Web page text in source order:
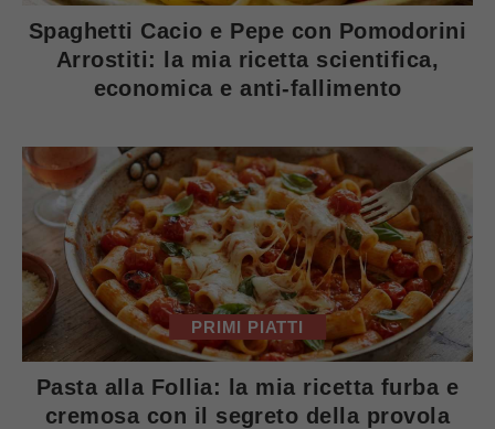
Spaghetti Cacio e Pepe con Pomodorini
Arrostiti: la mia ricetta scientifica,
economica e anti-fallimento
PRIMI PIATTI
Pasta alla Follia: la mia ricetta furba e
cremosa con il segreto della provola